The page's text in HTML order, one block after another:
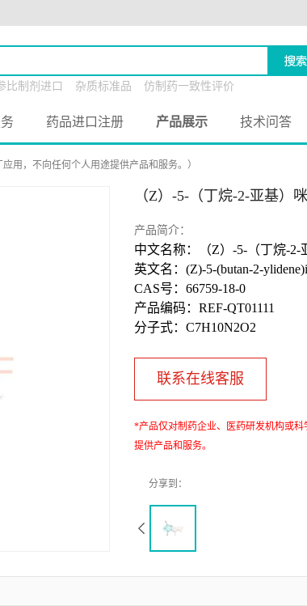
比制剂进口 杂质标准品
仿制药一致性评价
药品进口注册 产品展示 技术问答
应用，不向任何个人用途提供产品和服务。）
（Z）-5-（丁烷-2-亚基）
产品简介：
中文名称：（Z）-5-（丁烷-2-
英文名：(Z)-5-(butan-2-
CAS号：66759-18-0
产品编码：REF-QT01111
分子式：C7H10N2O2
联系在线客服
*产品仅对制药企业、医药研发机构或
提供产品和服务。